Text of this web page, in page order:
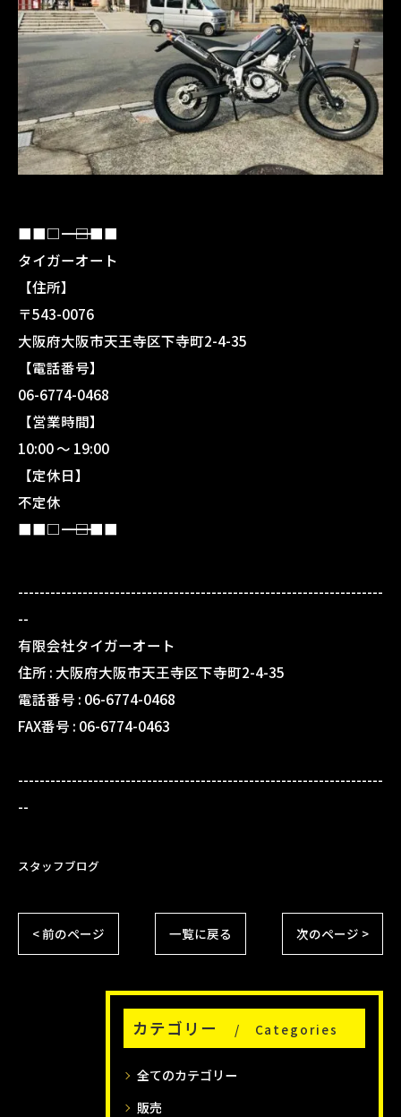
■■□―――――――――――――――――――□■■
タイガーオート
【住所】
〒543-0076
大阪府大阪市天王寺区下寺町2-4-35
【電話番号】
06-6774-0468
【営業時間】
10:00 〜 19:00
【定休日】
不定休
■■□―――――――――――――――――――□■■
--------------------------------------------------------------------
--
有限会社タイガーオート
住所 : 大阪府大阪市天王寺区下寺町2-4-35
電話番号 : 06-6774-0468
FAX番号 : 06-6774-0463
--------------------------------------------------------------------
--
スタッフブログ
< 前のページ 一覧に戻る 次のページ >
カテゴリー Categories
全てのカテゴリー
販売